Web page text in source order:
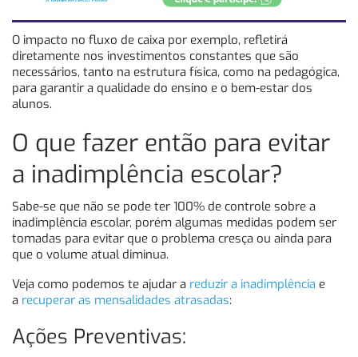
O impacto no fluxo de caixa por exemplo, refletirá
diretamente nos investimentos constantes que são
necessários, tanto na estrutura física, como na pedagógica,
para garantir a qualidade do ensino e o bem-estar dos
alunos.
O que fazer então para evitar
a inadimplência escolar?
Sabe-se que não se pode ter 100% de controle sobre a
inadimplência escolar, porém algumas medidas podem ser
tomadas para evitar que o problema cresça ou ainda para
que o volume atual diminua.
Veja como podemos te ajudar a reduzir a inadimplência e
a recuperar as mensalidades atrasadas:
Ações Preventivas: